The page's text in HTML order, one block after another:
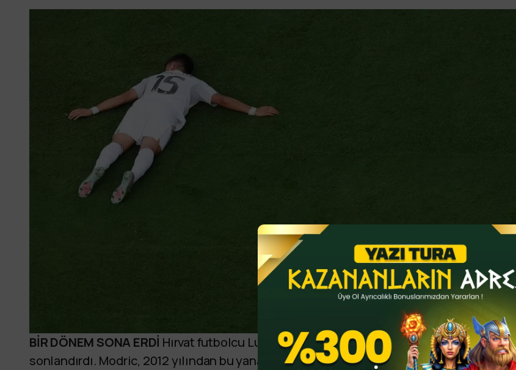
BİR DÖNEM SONA ERDİ Hırvat futbolcu Luka Modric, 13 yıllık Real Madrid kariyerini
sonlandırdı. Modric, 2012 yılından bu yana formasını giydiği Real Madrid ile 597 maça